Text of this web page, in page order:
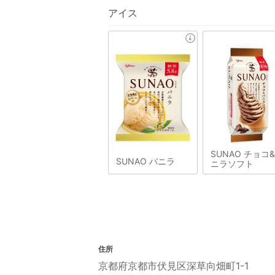
アイス
SUNAO バニラ
SUNAO チョコ
ニラソフト
住所
京都府京都市伏見区深草向畑町1-1